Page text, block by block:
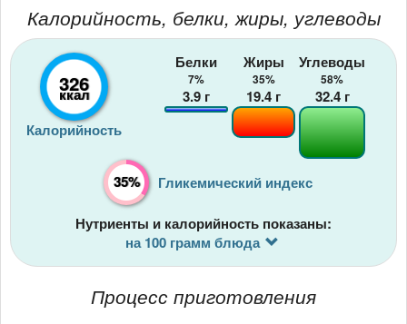
Калорийность, белки, жиры, углеводы
326
ккал
Калорийность
Белки
7%
3.9 г
Жиры
35%
19.4 г
Углеводы
58%
32.4г
35% Гликемический индекс
Нутриенты и калорийность показаны:
на 100 грамм блюда
Процесс приготовления